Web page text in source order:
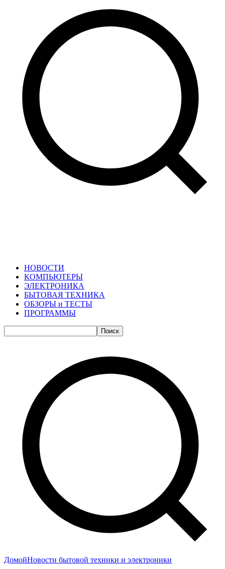
НОВОСТИ
КОМПЬЮТЕРЫ
ЭЛЕКТРОНИКА
БЫТОВАЯ ТЕХНИКА
ОБЗОРЫ и ТЕСТЫ
ПРОГРАММЫ
Поиск
ДомойНовости бытовой техники и электроники